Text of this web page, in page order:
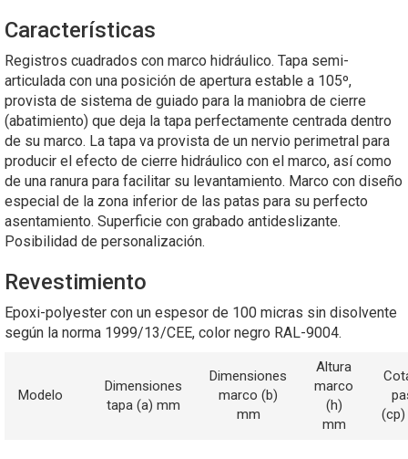
Características
Registros cuadrados con marco hidráulico. Tapa semi-
articulada con una posición de apertura estable a 105º,
provista de sistema de guiado para la maniobra de cierre
(abatimiento) que deja la tapa perfectamente centrada dentro
de su marco. La tapa va provista de un nervio perimetral para
producir el efecto de cierre hidráulico con el marco, así como
de una ranura para facilitar su levantamiento. Marco con diseño
especial de la zona inferior de las patas para su perfecto
asentamiento. Superficie con grabado antideslizante.
Posibilidad de personalización.
Revestimiento
Epoxi-polyester con un espesor de 100 micras sin disolvente
según la norma 1999/13/CEE, color negro RAL-9004.
Modelo
Dimensiones
tapa (a) mm
Dimensiones
marco (b)
mm
Altura
marco
(h)
mm